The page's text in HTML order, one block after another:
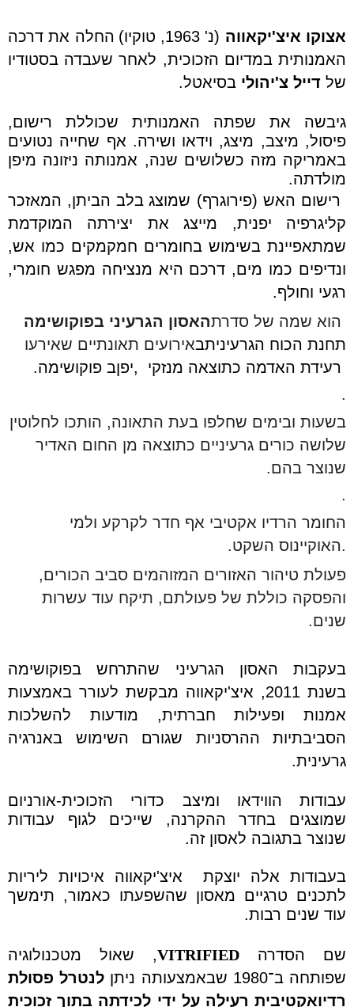
אצוקו איצ'יקאווה (נ' 1963, טוקיו)
החלה את דרכה
האמנותית במדיום הזכוכית, לאחר שעבדה בסטודיו
של דייל צ'יהולי בסיאטל.
גיבשה את שפתה האמנותית שכוללת רישום,
פיסול, מיצב, מיצג, וידאו ושירה. אף שחייה נטועים
באמריקה מזה כשלושים שנה, אמנותה ניזונה מיפן
מולדתה.
רישום האש (פירוגרף) שמוצג בלב הביתן, המאזכר
קליגרפיה יפנית, מייצג את יצירתה המוקדמת
שמתאפיינת בשימוש בחומרים חמקמקים כמו אש,
ונדיפים כמו מים, דרכם היא מנציחה מפגש חומרי,
רגעי וחולף.
האסון הגרעיני בפוקושימההוא שמה של סדרת
אירועים תאונתיים שאירעובתחנת הכוח הגרעינית
פוקושימה. ביפן, כתוצאה מנזקי רעידת האדמה
.
בשעות ובימים שחלפו בעת התאונה, הותכו לחלוטין
שלושה כורים גרעיניים כתוצאה מן החום האדיר
שנוצר בהם.
.
החומר הרדיו אקטיבי אף חדר לקרקע ולמי
האוקיינוס השקט..
פעולת טיהור האזורים המזוהמים סביב הכורים,
והפסקה כוללת של פעולתם, תיקח עוד עשרות
שנים.
בעקבות האסון הגרעיני שהתרחש בפוקושימה
בשנת 2011, איצ'יקאווה מבקשת לעורר באמצעות
אמנות ופעילות חברתית, מודעות להשלכות
הסביבתיות ההרסניות שגורם השימוש באנרגיה
גרעינית.
עבודות הווידאו ומיצב כדורי הזכוכית-אורניום
שמוצגים בחדר ההקרנה, שייכים לגוף עבודות
שנוצר בתגובה לאסון זה.
בעבודות אלה יוצקת איצ'יקאווה איכויות ליריות
לתכנים טרגיים מאסון שהשפעתו כאמור, תימשך
עוד שנים רבות.
שם הסדרה VITRIFIED, שאול מטכנולוגיה
שפותחה ב־1980 שבאמצעותה ניתן
לנטרל פסולת
רדיואקטיבית רעילה על ידי לכידתה בתוך זכוכית